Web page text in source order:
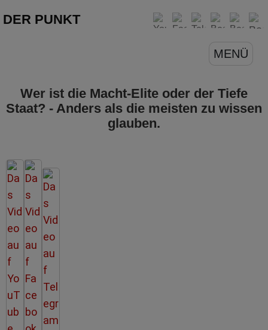
DER PUNKT
MENÜ
Wer ist die Macht-Elite oder der Tiefe
Staat? - Anders als die meisten zu wissen
glauben.